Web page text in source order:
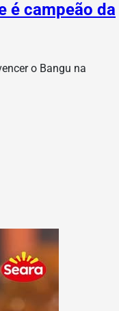
é campeão da
o Bangu na